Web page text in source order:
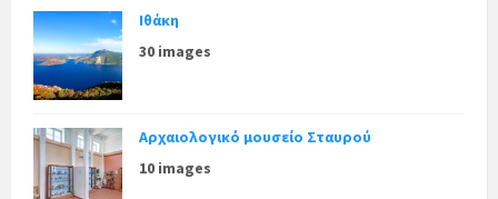
Ιθάκη
30 images
Αρχαιολογικό μουσείο Σταυρού
10 images